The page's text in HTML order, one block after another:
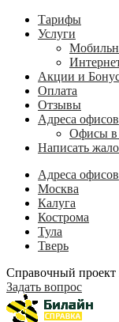
Тарифы
Услуги
Акции и
Оплата
Отзывы
Адреса офисов
Офисы в
Написать
Адреса офисов
Москва
Калуга
Кострома
Тула
Тверь
Справочный проект
Задать вопрос